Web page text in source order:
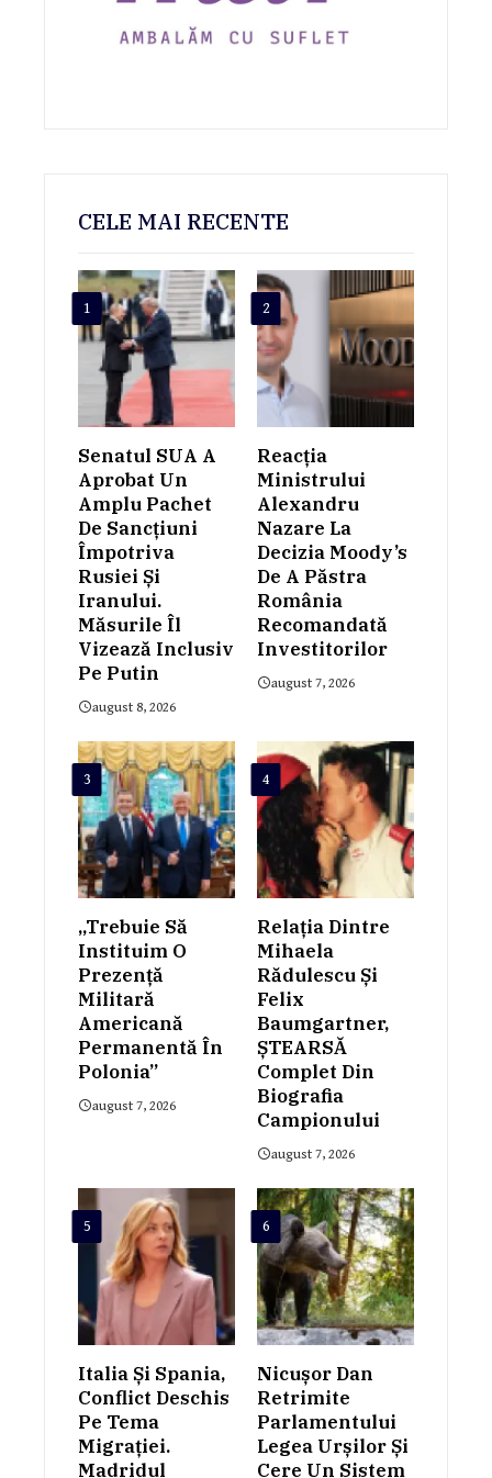
CELE MAI RECENTE
1
Senatul SUA A
Aprobat Un
Amplu Pachet
De Sancțiuni
Împotriva
Rusiei Și
Iranului.
Măsurile Îl
Vizează Inclusiv
Pe Putin
august 8, 2026
2
Reacția
Ministrului
Alexandru
Nazare La
Decizia Moody’s
De A Păstra
România
Recomandată
Investitorilor
august 7, 2026
3
„Trebuie Să
Instituim O
Prezență
Militară
Americană
Permanentă În
Polonia”
august 7, 2026
4
Relația Dintre
Mihaela
Rădulescu Și
Felix
Baumgartner,
ȘTEARSĂ
Complet Din
Biografia
Campionului
august 7, 2026
5
Italia Și Spania,
Conflict Deschis
Pe Tema
Migrației.
Madridul
6
Nicușor Dan
Retrimite
Parlamentului
Legea Urșilor Și
Cere Un Sistem